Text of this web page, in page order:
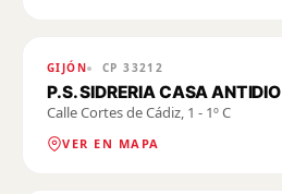
GIJÓN CP33212
P.S. SIDRERIA CASA ANTIDIO
Calle Cortes de Cádiz, 1 - 1º C
VER EN MAPA